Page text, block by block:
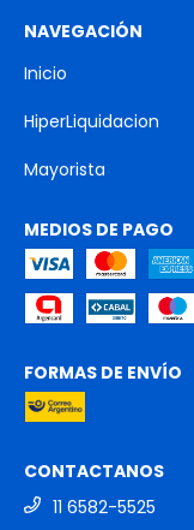
NAVEGACIÓN
Inicio
HiperLiquidacion
Mayorista
MEDIOS DE PAGO
FORMAS DE ENVÍO
CONTACTANOS
11 6582-5525